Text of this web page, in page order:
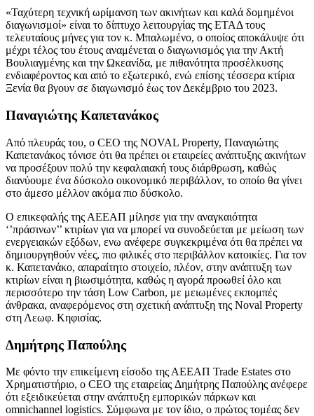
«Ταχύτερη τεχνική ωρίμανση των ακινήτων και καλά δομημένοι
διαγωνισμοί» είναι το δίπτυχο λειτουργίας της ΕΤΑΔ τους
τελευταίους μήνες για τον κ. Μπαλωμένο, ο οποίος αποκάλυψε ότι
μέχρι τέλος του έτους αναμένεται ο διαγωνισμός για την Ακτή
Βουλιαγμένης και την Ωκεανίδα, με πιθανότητα προσέλκυσης
ενδιαφέροντος και από το εξωτερικό, ενώ επίσης τέσσερα κτίρια
Ξενία θα βγουν σε διαγωνισμό έως τον Δεκέμβριο του 2023.
Παναγιώτης Καπετανάκος
Από πλευράς του, ο CEO της NOVAL Property, Παναγιώτης
Καπετανάκος τόνισε ότι θα πρέπει οι εταιρείες ανάπτυξης ακινήτων
να προσέξουν πολύ την κεφαλαιακή τους διάρθρωση, καθώς
διανύουμε ένα δύσκολο οικονομικό περιβάλλον, το οποίο θα γίνει
στο άμεσο μέλλον ακόμα πιο δύσκολο.
Ο επικεφαλής της ΑΕΕΑΠ μίλησε για την αναγκαιότητα
‘’πράσινων’’ κτιρίων για να μπορεί να συνοδεύεται με μείωση των
ενεργειακών εξόδων, ενω ανέφερε συγκεκριμένα ότι θα πρέπει να
δημιουργηθούν νέες, πιο φιλικές στο περιβάλλον κατοικίες. Για τον
κ. Καπετανάκο, απαραίτητο στοιχείο, πλέον, στην ανάπτυξη των
κτιρίων είναι η βιωσιμότητα, καθώς η αγορά προωθεί όλο και
περισσότερο την τάση Low Carbon, με μειωμένες εκπομπές
άνθρακα, αναφερόμενος στη σχετική ανάπτυξη της Noval Property
στη Λεωφ. Κηφισίας.
Δημήτρης Παπούλης
Με φόντο την επικείμενη είσοδο της ΑΕΕΑΠ Trade Estates στο
Χρηματιστήριο, ο CEO της εταιρείας Δημήτρης Παπούλης ανέφερε
ότι εξειδικεύεται στην ανάπτυξη εμπορικών πάρκων και
omnichannel logistics. Σύμφωνα με τον ίδιο, ο πρώτος τομέας δεν